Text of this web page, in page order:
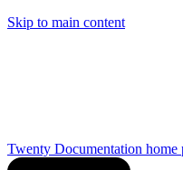
Skip to main content
Twenty Documentation home